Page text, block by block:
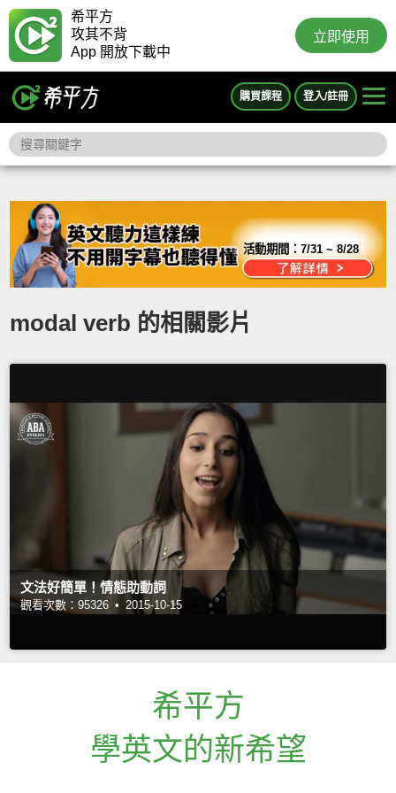
希平方
攻其不背
App 開放下載中
立即使用
購買課程 登入/註冊
活動期間：7/31 ~ 8/28
modal verb 的相關影片
文法好簡單！情態助動詞
觀看次數：95326 • 2015-10-15
希平方
學英文的新希望